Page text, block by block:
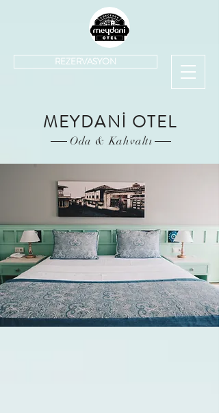
REZERVASYON
MEYDANİ OTEL
Oda & Kahvaltı